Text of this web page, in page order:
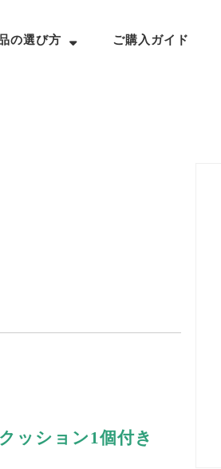
の選び方 ご購入ガイド
ッション1個付き